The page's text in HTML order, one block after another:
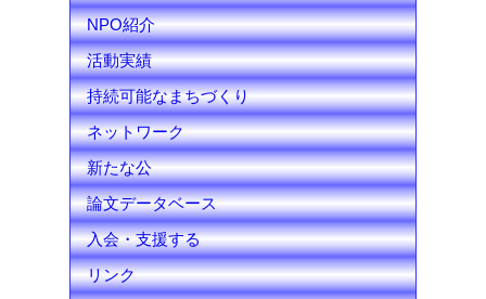
NPO紹介
活動実績
持続可能なまちづくり
ネットワーク
新たな公
論文データベース
入会・支援する
リンク